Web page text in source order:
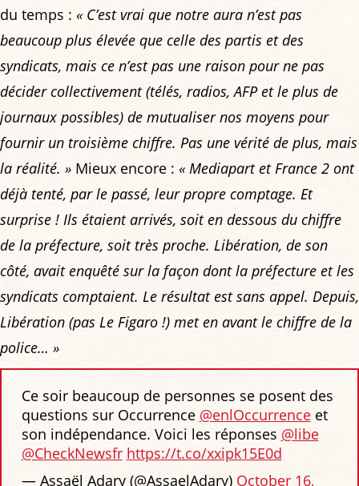
du temps : « C’est vrai que notre aura n’est pas
beaucoup plus élevée que celle des partis et des
syndicats, mais ce n’est pas une raison pour ne pas
décider collectivement (télés, radios, AFP et le plus de
journaux possibles) de mutualiser nos moyens pour
fournir un troisième chiffre. Pas une vérité de plus, mais
la réalité. » Mieux encore : « Mediapart et France 2 ont
déjà tenté, par le passé, leur propre comptage. Et
surprise ! Ils étaient arrivés, soit en dessous du chiffre
de la préfecture, soit très proche. Libération, de son
côté, avait enquêté sur la façon dont la préfecture et les
syndicats comptaient. Le résultat est sans appel. Depuis,
Libération (pas Le Figaro !) met en avant le chiffre de la
police… »
Ce soir beaucoup de personnes se posent des
questions sur Occurrence @enlOccurrenceet
son indépendance. Voici les réponses @libe
@CheckNewsfr https://t.co/xxipk15E0d
— Assaël Adary (@AssaelAdary) October 16,